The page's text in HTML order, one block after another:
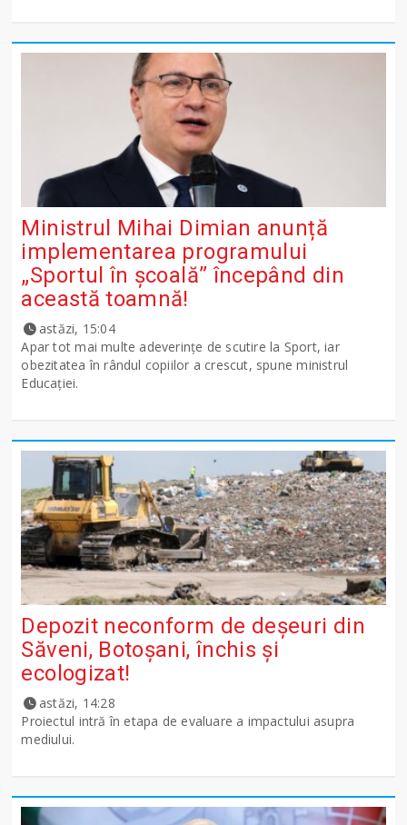
Ministrul Mihai Dimian anunță
implementarea programului
„Sportul în școală” începând din
această toamnă!
astăzi, 15:04
Apar tot mai multe adeverințe de scutire la Sport, iar
obezitatea în rândul copiilor a crescut, spune ministrul
Educației.
Depozit neconform de deșeuri din
Săveni, Botoșani, închis și
ecologizat!
astăzi, 14:28
Proiectul intră în etapa de evaluare a impactului asupra
mediului.